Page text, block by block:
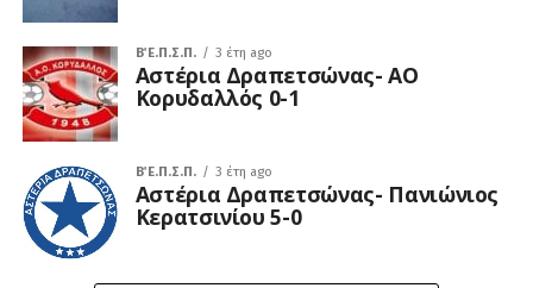
Β΄ Ε.Π.Σ.Π. 3 έτη ago
Αστέρια Δραπετσώνας- ΑΟ
Κορυδαλλός 0-1
Β΄ Ε.Π.Σ.Π. 3 έτη ago
Αστέρια Δραπετσώνας- Πανιώνιος
Κερατσινίου 5-0